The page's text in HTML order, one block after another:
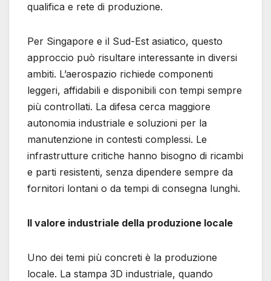
qualifica e rete di produzione.
Per Singapore e il Sud-Est asiatico, questo
approccio può risultare interessante in diversi
ambiti. L’aerospazio richiede componenti
leggeri, affidabili e disponibili con tempi sempre
più controllati. La difesa cerca maggiore
autonomia industriale e soluzioni per la
manutenzione in contesti complessi. Le
infrastrutture critiche hanno bisogno di ricambi
e parti resistenti, senza dipendere sempre da
fornitori lontani o da tempi di consegna lunghi.
Il valore industriale della produzione locale
Uno dei temi più concreti è la produzione
locale. La stampa 3D industriale, quando